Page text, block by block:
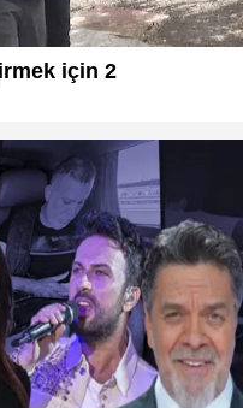
için 2